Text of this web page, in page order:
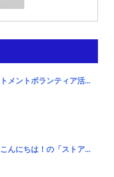
メントボランティア活...
んにちは！の「ストア...